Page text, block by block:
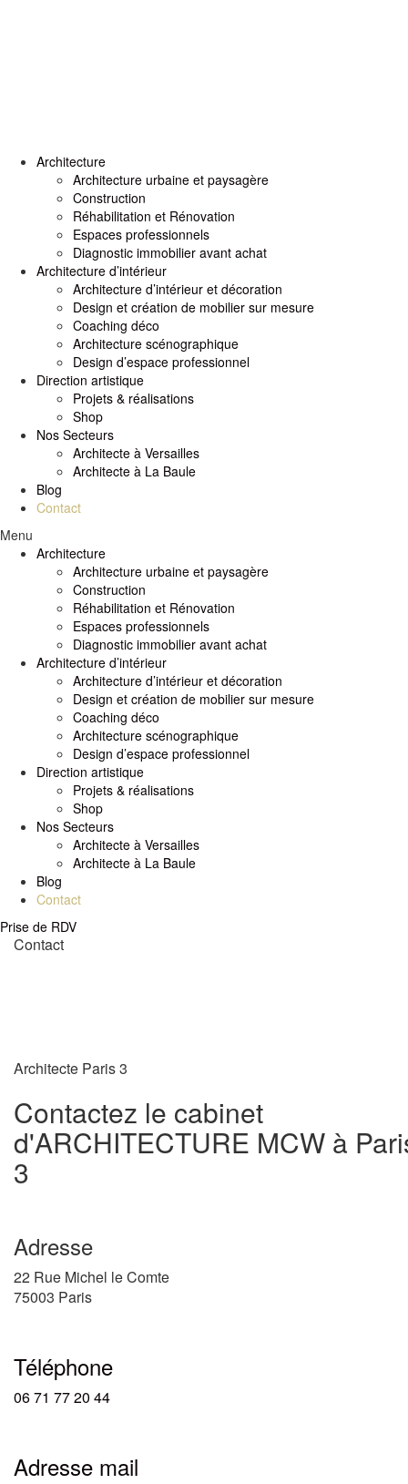
Architecture
Architecture urbaine et paysagère
Construction
Réhabilitation et Rénovation
Espaces professionnels
Diagnostic immobilier avant achat
Architecture d’intérieur
Architecture d’intérieur et décoration
Design et création de mobilier sur mesure
Coaching déco
Architecture scénographique
Design d’espace professionnel
Direction artistique
Projets & réalisations
Shop
Nos Secteurs
Architecte à Versailles
Architecte à La Baule
Blog
Contact
Menu
Architecture
Architecture urbaine et paysagère
Construction
Réhabilitation et Rénovation
Espaces professionnels
Diagnostic immobilier avant achat
Architecture d’intérieur
Architecture d’intérieur et décoration
Design et création de mobilier sur mesure
Coaching déco
Architecture scénographique
Design d’espace professionnel
Direction artistique
Projets & réalisations
Shop
Nos Secteurs
Architecte à Versailles
Architecte à La Baule
Blog
Contact
Prise de RDV
Contact
Architecte Paris 3
Contactez le cabinet
d'ARCHITECTURE MCW à
3
Adresse
22 Rue Michel le Comte
75003 Paris
Téléphone
06 71 77 20 44
Adresse mail